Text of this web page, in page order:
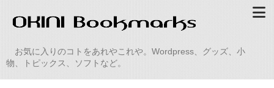
お気に入りのコトをあれやこれや。Wordpress、グッズ、小
物、トピックス、ソフトなど。